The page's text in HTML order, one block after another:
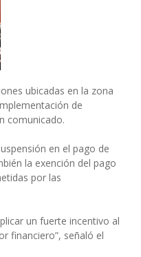
ubicadas en la zona
de
comunicado.
en el pago de
la exención del pago
por las
un fuerte incentivo al
financiero”, señaló el